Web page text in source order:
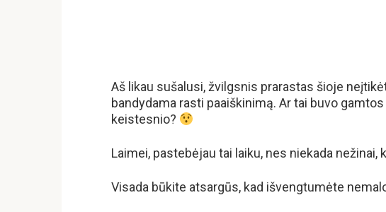
Aš likau sušalusi, žvilgsnis prarastas šioje
bandydama rasti paaiškinimą. Ar tai buvo
keistesnio?
Laimei, pastebėjau tai laiku, nes niekada nežinai,
Visada būkite atsargūs, kad išvengtumėte